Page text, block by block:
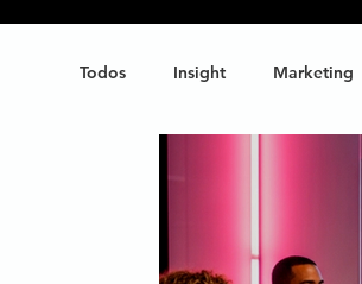
Todos Insight Marketing
Marketing de Conteúdo